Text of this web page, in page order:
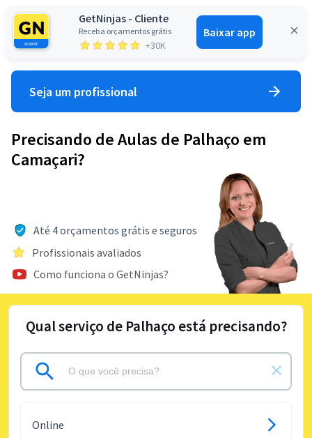
GetNinjas - Cliente
Receba orçamentos grátis
+30K
Baixar app
Entrar
Seja um profissional
Precisando de Aulas de Palhaço em
Camaçari?
Até 4 orçamentos grátis e seguros
Profissionais avaliados
Como funciona o GetNinjas?
Qual serviço de Palhaço está precisando?
Online